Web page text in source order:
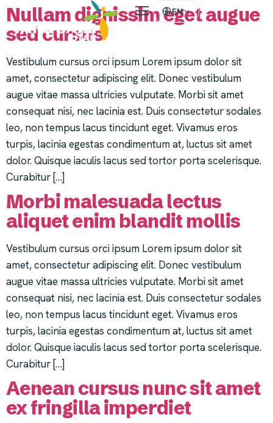
EN
Nullam dignissim eget augue
sed cursus
Vestibulum cursus orci ipsum Lorem ipsum dolor sit
amet, consectetur adipiscing elit. Donec vestibulum
augue vitae massa ultricies vulputate. Morbi sit amet
consequat nisi, nec lacinia est. Duis consectetur sodales
leo, non tempus lacus tincidunt eget. Vivamus eros
turpis, lacinia egestas condimentum at, luctus sit amet
dolor. Quisque iaculis lacus sed tortor porta scelerisque.
Curabitur […]
Morbi malesuada lectus
aliquet enim blandit mollis
Vestibulum cursus orci ipsum Lorem ipsum dolor sit
amet, consectetur adipiscing elit. Donec vestibulum
augue vitae massa ultricies vulputate. Morbi sit amet
consequat nisi, nec lacinia est. Duis consectetur sodales
leo, non tempus lacus tincidunt eget. Vivamus eros
turpis, lacinia egestas condimentum at, luctus sit amet
dolor. Quisque iaculis lacus sed tortor porta scelerisque.
Curabitur […]
Aenean cursus nunc sit amet
ex fringilla imperdiet